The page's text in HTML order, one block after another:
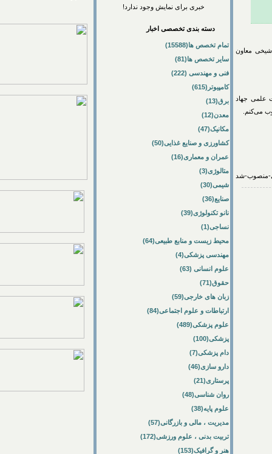
معاون
خبری برای نمایش وجود ندارد!
دسته بندی تخصصی اخبار
تمام تخصص ها(15588)
سایر تخصص ها(81)
فنی و مهندسی (222)
کامپیوتر(615)
برق(13)
معدن(12)
مکانیک(47)
کشاورزی و صنایع غذایی(50)
عمران و معماری(16)
متالوژی(3)
شیمی(30)
صنایع(36)
نانو تکنولوژی(39)
نساجی(1)
محیط زیست و منابع طبیعی(64)
مهندسی پزشکی(4)
علوم انسانی (63)
حقوق(71)
زبان های خارجی(59)
ارتباطات و علوم اجتماعی(84)
علوم پزشکی(489)
پزشکی(100)
دام پزشکی(7)
دارو سازی(46)
پرستاری(21)
روان شناسی(48)
علوم پایه(38)
مدیریت ، مالی و بازرگانی(57)
تربیت بدنی ، علوم ورزشی(172)
هنر و گرافیک(153)